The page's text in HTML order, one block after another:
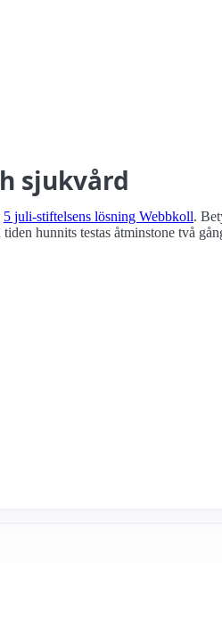
sjukvård
5 juli-stiftelsens lösning Webbkoll.
hunnits testas åtminstone två